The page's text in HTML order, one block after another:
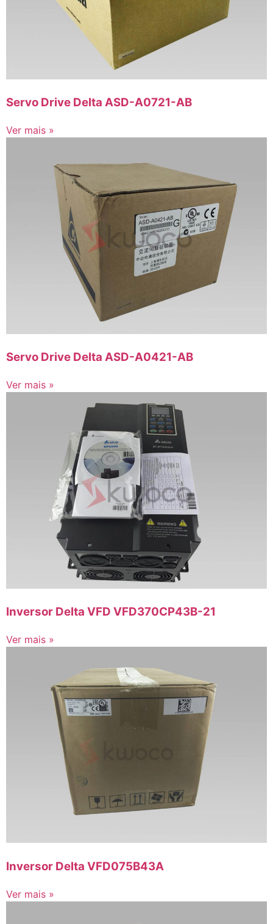
Servo Drive Delta ASD-A0721-AB
Ver mais »
Servo Drive Delta ASD-A0421-AB
Ver mais »
Inversor Delta VFD VFD370CP43B-21
Ver mais »
Inversor Delta VFD075B43A
Ver mais »